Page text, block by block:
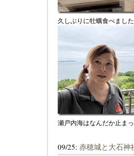
久しぶりに牡蠣食べまし
瀬戸内海はなんだか止ま
09/25: 赤穂城と大石神